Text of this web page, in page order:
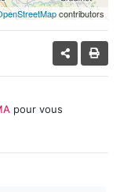
contributors
pour vous